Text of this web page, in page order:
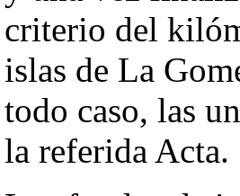
criterio del
islas de La
todo caso, las
la referida Acta.